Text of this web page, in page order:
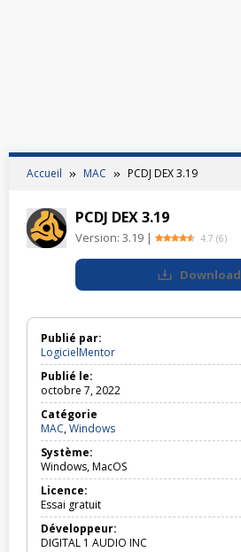
Accueil MAC PCDJ DEX 3.19
PCDJ DEX 3.19
Version: 3.19 | 4.7 (6)
Download
Publié par:
LogicielMentor
Publié le:
octobre 7, 2022
Catégorie
MAC,WindowsMAC,
Windows
Système:
Windows, MacOS
Licence:
Essai gratuit
Développeur:
DIGITAL 1 AUDIO INC